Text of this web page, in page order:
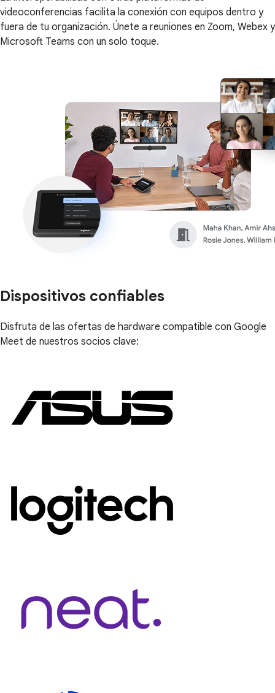
videoconferencias facilita la conexión con equipos dentro y
fuera de tu organización. Únete a reuniones en Zoom, Webex y
Microsoft Teams con un solo toque.
Dispositivos confiables
Disfruta de las ofertas de hardware compatible con Google
Meet de nuestros socios clave: